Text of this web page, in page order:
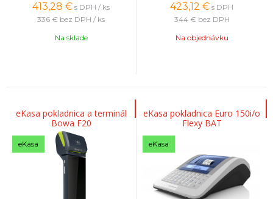
413,28 € s DPH / ks
336 € bez DPH / ks
Na sklade
423,12 € s DPH
344 € bez DPH
Na objednávku
eKasa pokladnica a terminál
Bowa F20
eKasa
eKasa pokladnica Euro 150i/o
Flexy BAT
eKasa